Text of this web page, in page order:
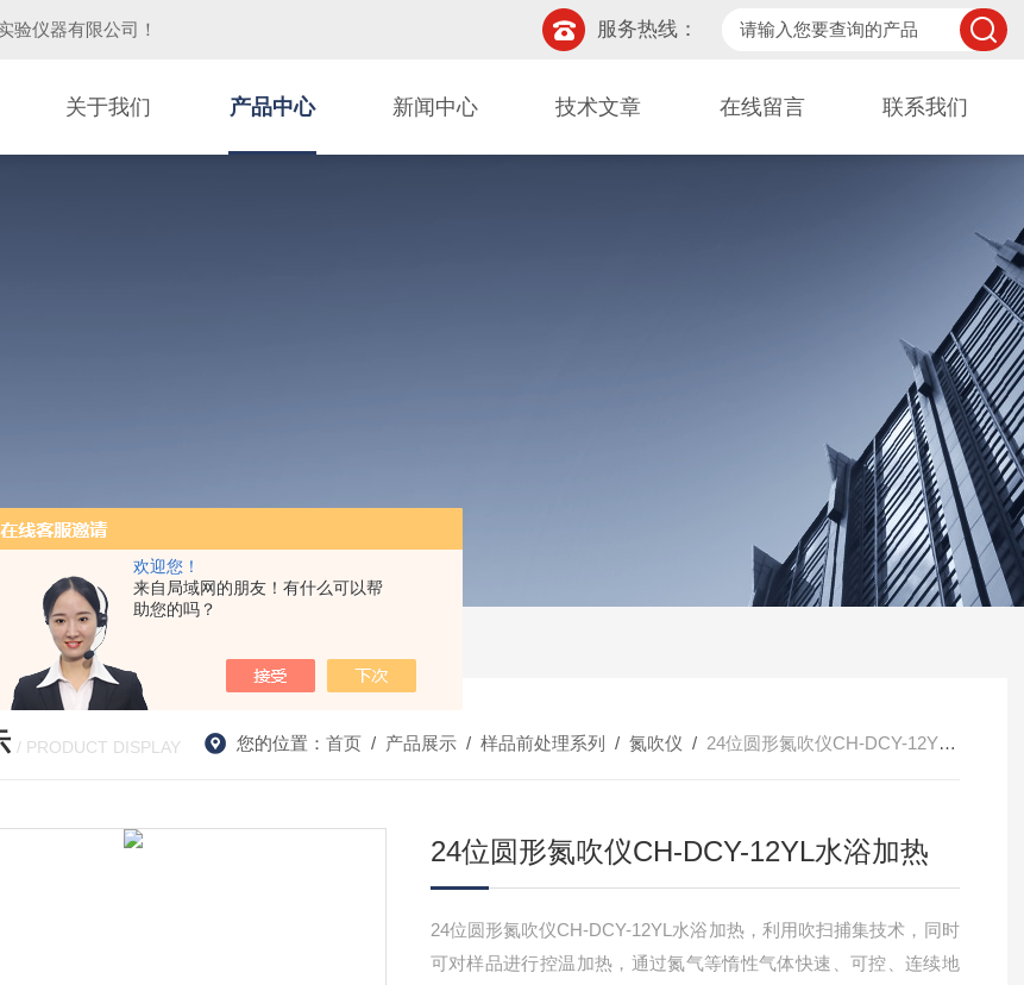
欢迎您！
来自局域网的朋友！有什么可以帮
助您的吗？
验仪器有限公司 ！ 服务热线：
关于我们 产品中心 新闻中心 技术文章 在线留言 联系我们
/ PRODUCT DISPLAY 您的位置： 首页/ 产品展示/ 样品前处理系列 / 氮吹仪 / 24位圆形氮吹仪CH-DCY-12YL水浴加热
24位圆形氮吹仪CH-DCY-12YL水浴加热
24位圆形氮吹仪CH-DCY-12YL水浴加热，利用吹扫捕集技术，同时
可对样品进行控温加热，通过氮气等惰性气体快速、可控、连续地